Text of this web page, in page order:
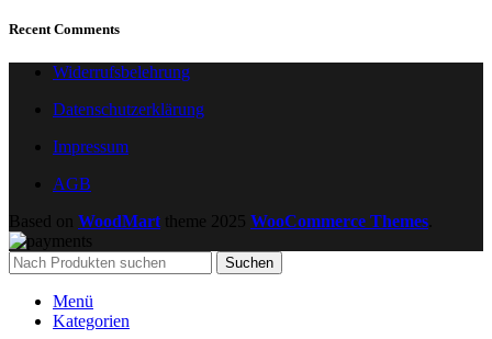
Recent Comments
Widerrufsbelehrung
Datenschutzerklärung
Impressum
AGB
Based on WoodMart theme 2025 WooCommerce Themes
Suchen
Menü
Kategorien